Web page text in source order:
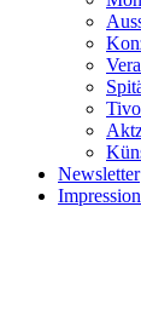
Newsletter